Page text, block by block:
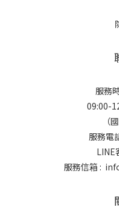
服務
09:00-
（
服務電
LINE
服務信箱 :